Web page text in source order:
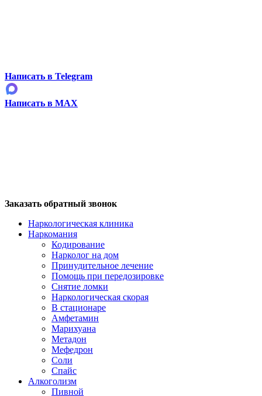
Написать в Telegram
Написать в MAX
Заказать обратный звонок
Наркологическая клиника
Наркомания
Кодирование
Нарколог на дом
Принудительное лечение
Помощь при передозировке
Снятие ломки
Наркологическая скорая
В стационаре
Амфетамин
Марихуана
Метадон
Мефедрон
Соли
Спайс
Алкоголизм
Пивной